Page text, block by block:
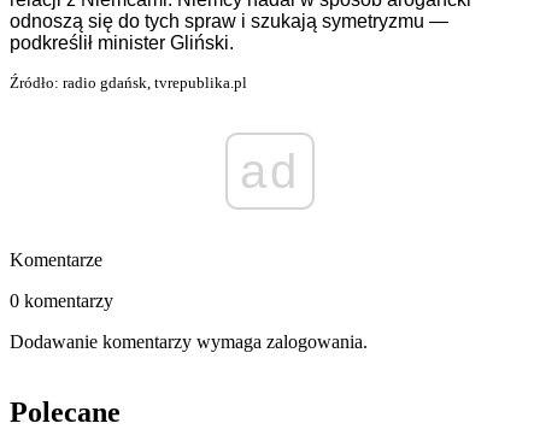
odnoszą się do tych spraw i szukają symetryzmu —
podkreślił minister Gliński.
Źródło: radio gdańsk, tvrepublika.pl
ad
Komentarze
0 komentarzy
Dodawanie komentarzy wymaga zalogowania.
Polecane